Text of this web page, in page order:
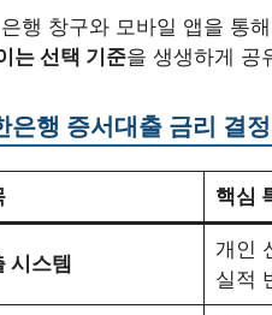
행 창구와 모바일 앱을 통
는 선택 기준을 생생하게 공
은행 증서대출 금리 결
핵심
시스템
개인
실적